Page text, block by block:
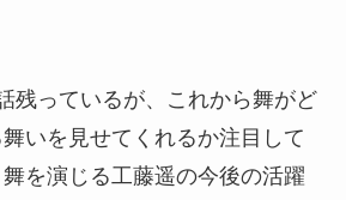
残っているが、これから舞がど
いを見せてくれるか注目して
を演じる工藤遥の今後の活躍